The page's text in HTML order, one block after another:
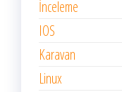
İnceleme
IOS
Karavan
Linux